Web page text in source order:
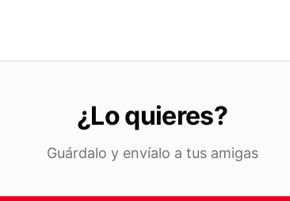
¿Lo quieres?
Guárdalo y envíalo a tus amigas